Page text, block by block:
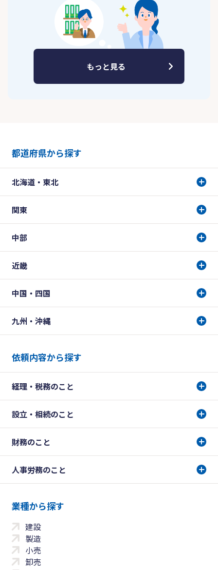
もっと見る
都道府県から探す
北海道・東北
関東
中部
近畿
中国・四国
九州・沖縄
依頼内容から探す
経理・税務のこと
設立・相続のこと
財務のこと
人事労務のこと
業種から探す
建設
製造
小売
卸売